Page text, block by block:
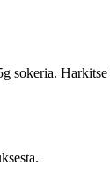
sokeria.